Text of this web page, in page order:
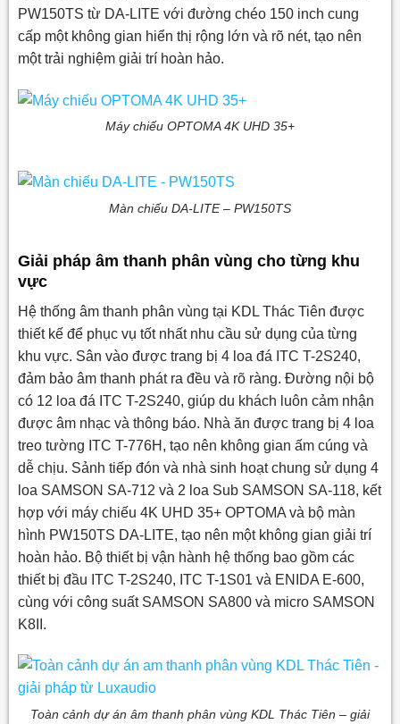
PW150TS từ DA-LITE với đường chéo 150 inch cung
cấp một không gian hiển thị rộng lớn và rõ nét, tạo nên
một trải nghiệm giải trí hoàn hảo.
Máy chiếu OPTOMA 4K UHD 35+
Màn chiếu DA-LITE – PW150TS
Giải pháp âm thanh phân vùng cho từng khu
vực
Hệ thống âm thanh phân vùng tại KDL Thác Tiên được
thiết kế để phục vụ tốt nhất nhu cầu sử dụng của từng
khu vực. Sân vào được trang bị 4 loa đá ITC T-2S240,
đảm bảo âm thanh phát ra đều và rõ ràng. Đường nội bộ
có 12 loa đá ITC T-2S240, giúp du khách luôn cảm nhận
được âm nhạc và thông báo. Nhà ăn được trang bị 4 loa
treo tường ITC T-776H, tạo nên không gian ấm cúng và
dễ chịu. Sảnh tiếp đón và nhà sinh hoạt chung sử dụng 4
loa SAMSON SA-712 và 2 loa Sub SAMSON SA-118, kết
hợp với máy chiếu 4K UHD 35+ OPTOMA và bộ màn
hình PW150TS DA-LITE, tạo nên một không gian giải trí
hoàn hảo. Bộ thiết bị vận hành hệ thống bao gồm các
thiết bị đầu ITC T-2S240, ITC T-1S01 và ENIDA E-600,
cùng với công suất SAMSON SA800 và micro SAMSON
K8II.
Toàn cảnh dự án âm thanh phân vùng KDL Thác Tiên – giải